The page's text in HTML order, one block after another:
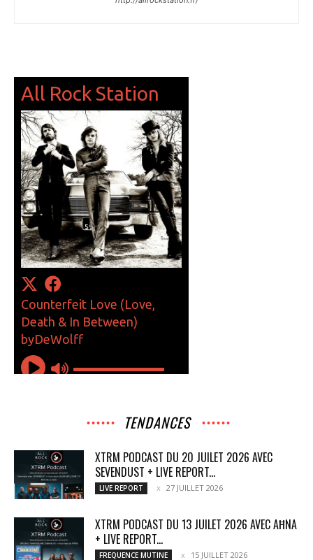
TENDANCES
XTRM PODCAST DU 20 JUILET 2026 AVEC
SEVENDUST + LIVE REPORT...
LIVE REPORT 27 JUILLET 2026
XTRM PODCAST DU 13 JUILET 2026 AVEC AĦNA
+ LIVE REPORT...
FREQUENCE MUTINE 15 JUILLET 2026